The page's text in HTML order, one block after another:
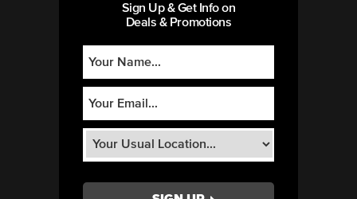
Sign Up & Get Info on
Deals & Promotions